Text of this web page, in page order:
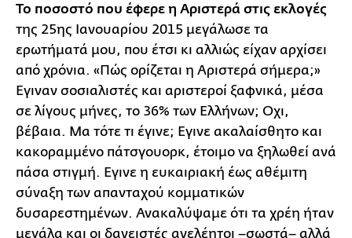
Το ποσοστό που έφερε η Αριστερά στις εκλογές
της 25ης Ιανουαρίου 2015 μεγάλωσε τα
ερωτήματά μου, που έτσι κι αλλιώς είχαν αρχίσει
από χρόνια. «Πώς ορίζεται η Αριστερά σήμερα;»
Εγιναν σοσιαλιστές και αριστεροί ξαφνικά, μέσα
σε λίγους μήνες, το 36% των Ελλήνων; Οχι,
βέβαια. Μα τότε τι έγινε; Εγινε ακαλαίσθητο και
κακοραμμένο πάτσγουορκ, έτοιμο να ξηλωθεί ανά
πάσα στιγμή. Εγινε η ευκαιριακή έως αθέμιτη
σύναξη των απανταχού κομματικών
δυσαρεστημένων. Ανακαλύψαμε ότι τα χρέη ήταν
μεγάλα και οι δανειστές ανελέητοι –σωστά– αλλά